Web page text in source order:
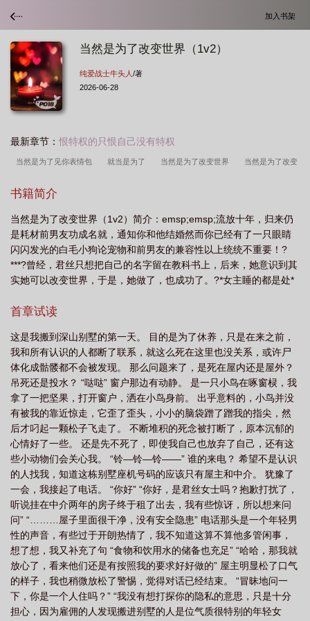
加入书架
当然是为了改变世界（1v2）
纯爱战士牛头人 /著
2026-06-28
最新章节： 恨特权的只恨自己没有特权
当然是为了见你表情包 就当是为了 当然是为了改变世界 当然是为了改变
书籍简介
当然是为了改变世界（1v2）简介：emsp;emsp;流放十年，归来仍
是耗材前男友功成名就，通知你和他结婚然而你已经有了一只眼睛
闪闪发光的白毛小狗论宠物和前男友的兼容性以上统统不重要！?
***?曾经，君丝只想把自己的名字留在教科书上，后来，她意识到其
实她可以改变世界，于是，她做了，也成功了。?*女主睡的都是处*
雷点太多不排了
首章试读
这是我搬到深山别墅的第一天。 目的是为了休养，只是在来之前，
我和所有认识的人都断了联系，就这么死在这里也没关系，或许尸
体化成骷髅都不会被发现。 那么问题来了，是死在屋内还是屋外？
吊死还是投水？ “哒哒” 窗户那边有动静。 是一只小鸟在啄窗棂，我
拿了一把坚果，打开窗户，洒在小鸟身前。 出乎意料的，小鸟并没
有被我的靠近惊走，它歪了歪头，小小的脑袋蹭了蹭我的指尖，然
后才叼起一颗松子飞走了。 不断堆积的死念被打断了，原本沉郁的
心情好了一些。 还是先不死了，即使我自己也放弃了自己，还有这
些小动物们会关心我。 “铃—铃—铃——” 谁的来电？ 希望不是认识
的人找我，知道这栋别墅座机号码的应该只有屋主和中介。 犹豫了
一会，我接起了电话。 “你好” “你好，是君丝女士吗？抱歉打扰了，
听说挂在中介两年的房子终于租了出去，我有些惊讶，所以想来问
问” “………屋子里面很干净，没有安全隐患” 电话那头是一个年轻男
性的声音，有些过于开朗热情了，我不知道这算不算他多管闲事，
想了想，我又补充了句 “食物和饮用水的储备也充足” “哈哈，那我就
放心了，看来他们还是有按照我的要求好好做的” 屋主明显松了口气
的样子，我也稍微放松了警惕，觉得对话已经结束。 “冒昧地问一
下，你是一个人住吗？” “我没有想打探你的隐私的意思，只是十分
担心，因为雇佣的人发现搬进别墅的人是位气质很特别的年轻女